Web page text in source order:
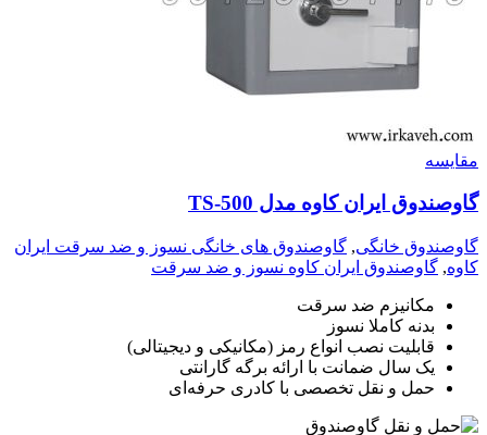
مقايسه
گاوصندوق ایران کاوه مدل TS-500
گاوصندوق خانگی, گاوصندوق های خانگی نسوز و ضد سرقت ایران
کاوه, گاوصندوق ایران کاوه نسوز و ضد سرقت
مکانیزم ضد سرقت
بدنه کاملا نسوز
قابلیت نصب انواع رمز (مکانیکی و دیجیتالی)
یک سال ضمانت با ارائه برگه گارانتی
حمل و نقل تخصصی با کادری حرفه‌ای